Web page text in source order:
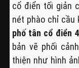
cổ điển tối giản
nét phào chỉ cầu
phố tân cổ điển
bản vẽ phối
thiện như hình